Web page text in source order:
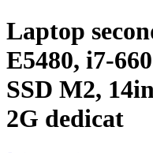
Laptop
E5480, i7-
SSD M2,
2G dedicat